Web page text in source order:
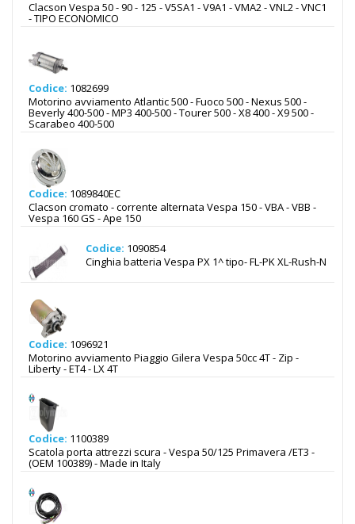
Clacson Vespa 50 - 90 - 125 - V5SA1 - V9A1 - VMA2 - VNL2 - VNC1
- TIPO ECONOMICO
Codice: 1082699
Motorino avviamento Atlantic 500 - Fuoco 500 - Nexus 500 -
Beverly 400-500 - MP3 400-500 - Tourer 500 - X8 400 - X9 500 -
Scarabeo 400-500
Codice: 1089840EC
Clacson cromato - corrente alternata Vespa 150 - VBA - VBB -
Vespa 160 GS - Ape 150
Codice: 1090854
Cinghia batteria Vespa PX 1^ tipo- FL-PK XL-Rush-N
Codice: 1096921
Motorino avviamento Piaggio Gilera Vespa 50cc 4T - Zip -
Liberty - ET4 - LX 4T
Codice: 1100389
Scatola porta attrezzi scura - Vespa 50/125 Primavera /ET3 -
(OEM 100389) - Made in Italy